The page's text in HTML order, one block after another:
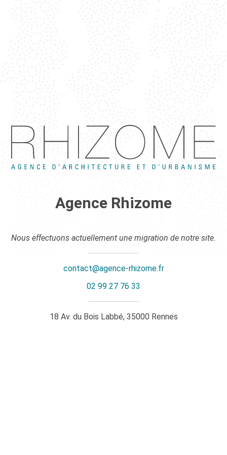
Agence Rhizome
Nous effectuons actuellement une migration de notre site.
contact@agence-rhizome.fr
02 99 27 76 33
18 Av. du Bois Labbé, 35000 Rennes